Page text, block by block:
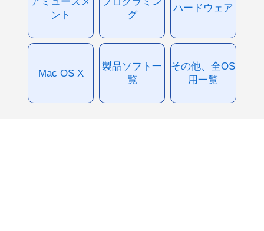
ント
グ
ハードウェア
Mac OS X
製品ソフト一
覧
その他、全OS
用一覧